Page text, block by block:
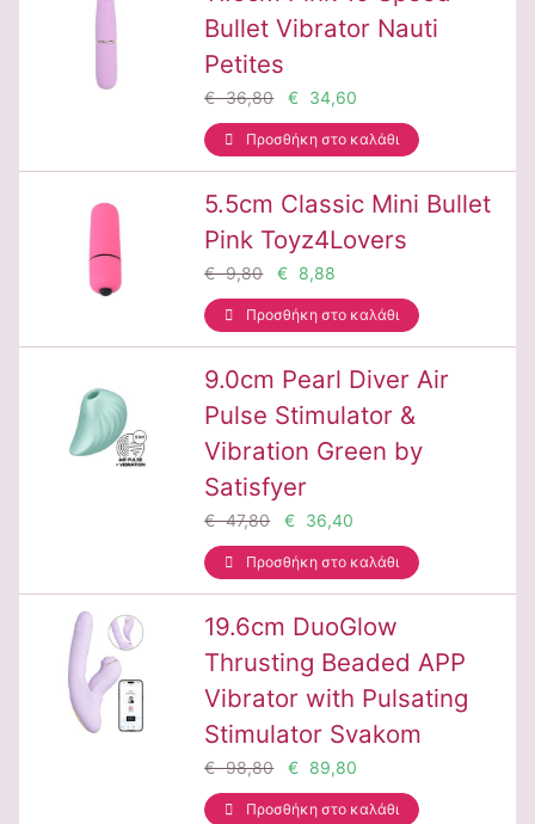
Bullet Vibrator Nauti
Petites
€ 36,80 € 34,60
Προσθήκη στο καλάθι
5.5cm Classic Mini Bullet
Pink Toyz4Lovers
€ 9,80 € 8,88
Προσθήκη στο καλάθι
9.0cm Pearl Diver Air
Pulse Stimulator &
Vibration Green by
Satisfyer
€ 47,80 € 36,40
Προσθήκη στο καλάθι
19.6cm DuoGlow
Thrusting Beaded APP
Vibrator with Pulsating
Stimulator Svakom
€ 98,80 € 89,80
Προσθήκη στο καλάθι